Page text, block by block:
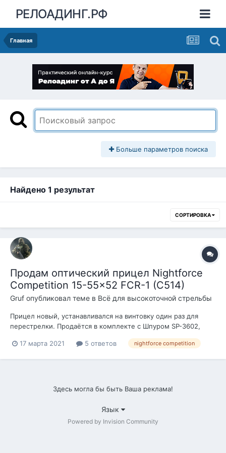
РЕЛОАДИНГ.РФ
Главная
Больше параметров поиска
Найдено 1 результат
СОРТИРОВКА
Продам оптический прицел Nightforce
Competition 15-55×52 FCR-1 (C514)
Gruf опубликовал теме в Всё для высокоточной стрельбы
Прицел новый, устанавливался на винтовку один раз для
перестрелки. Продаётся в комплекте с Шпуром SP-3602,
17 марта 2021
5 ответов nightforce competition
Здесь могла бы быть Ваша реклама!
Язык
Powered by Invision Community